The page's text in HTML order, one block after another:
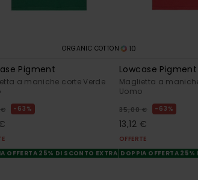
ORGANIC COTTON
Pigment
a maniche corte Verde
63%
OFFERTA 25% DI SCONTO EXTRA
10
Lowcase Pigment
Maglietta a
Uomo
35,00 € 63%
13,12 €
OFFERTE
DOPPIA OFFERTA 25%